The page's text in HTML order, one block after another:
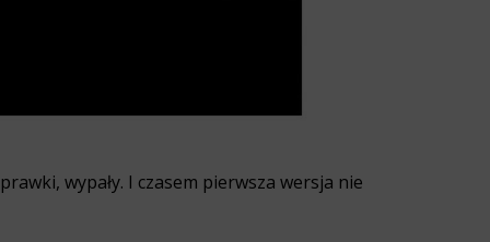
wypały. I czasem pierwsza wersja nie